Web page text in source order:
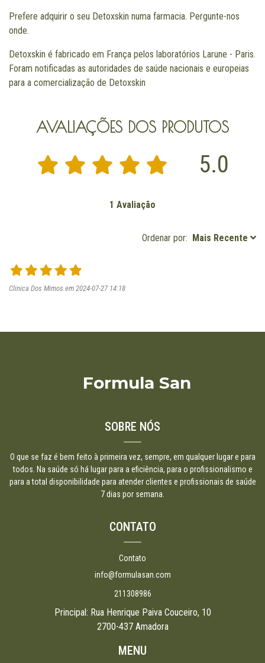
Prefere adquirir o seu Detoxskin numa farmacia. Pergunte-nos
onde.
Detoxskin é fabricado em França pelos laboratórios Larune - Paris.
Foram notificadas as autoridades de saúde nacionais e europeias
para a comercialização de Detoxskin
AVALIAÇÕES DOS PRODUTOS
5.0
1 Avaliação
Ordenar por: Mais Recente
Clinica Dos Mimos em 2024-07-27 14:18
Formula San
SOBRE NÓS
O que se faz é bem feito à primeira vez, sempre, em qualquer lugar e para
todos. Na saúde só há lugar para a eficiência, para o profissionalismo e
para a total disponibilidade para atender clientes e profissionais de saúde
7 dias por semana.
CONTATO
Contato
info@formulasan.com
211308986
Principal: Rua Henrique Paiva Couceiro, 10
2700-437 Amadora
MENU